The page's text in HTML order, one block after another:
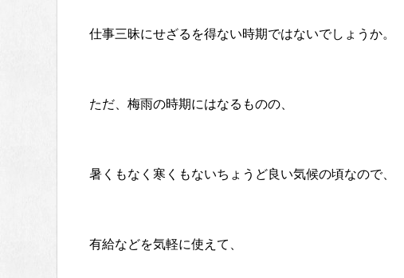
仕事三昧にせざるを得ない時期ではないでしょうか。
ただ、梅雨の時期にはなるものの、
暑くもなく寒くもないちょうど良い気候の頃なので、
有給などを気軽に使えて、